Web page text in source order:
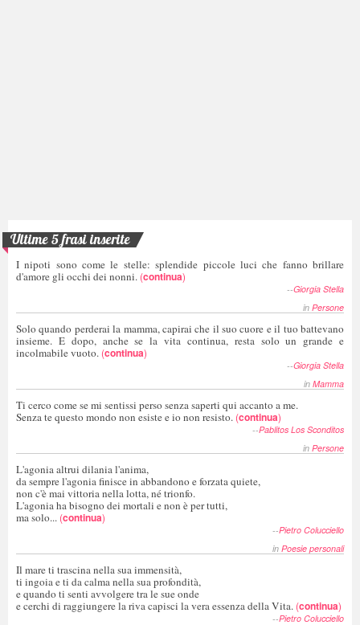
Ultime 5 frasi inserite
I nipoti sono come le stelle: splendide piccole luci che fanno brillare
d'amore gli occhi dei nonni. (continua)
--Giorgia Stella
in Persone
Solo quando perderai la mamma, capirai che il suo cuore e il tuo battevano
insieme. E dopo, anche se la vita continua, resta solo un grande e
incolmabile vuoto. (continua)
--Giorgia Stella
in Mamma
Ti cerco come se mi sentissi perso senza saperti qui accanto a me.
Senza te questo mondo non esiste e io non resisto. (continua)
--Pablitos Los Sconditos
in Persone
L'agonia altrui dilania l'anima,
da sempre l'agonia finisce in abbandono e forzata quiete,
non c'è mai vittoria nella lotta, né trionfo.
L'agonia ha bisogno dei mortali e non è per tutti,
ma solo... (continua)
--Pietro Colucciello
in Poesie personali
Il mare ti trascina nella sua immensità,
ti ingoia e ti da calma nella sua profondità,
e quando ti senti avvolgere tra le sue onde
e cerchi di raggiungere la riva capisci la vera essenza della Vita. (continua)
--Pietro Colucciello